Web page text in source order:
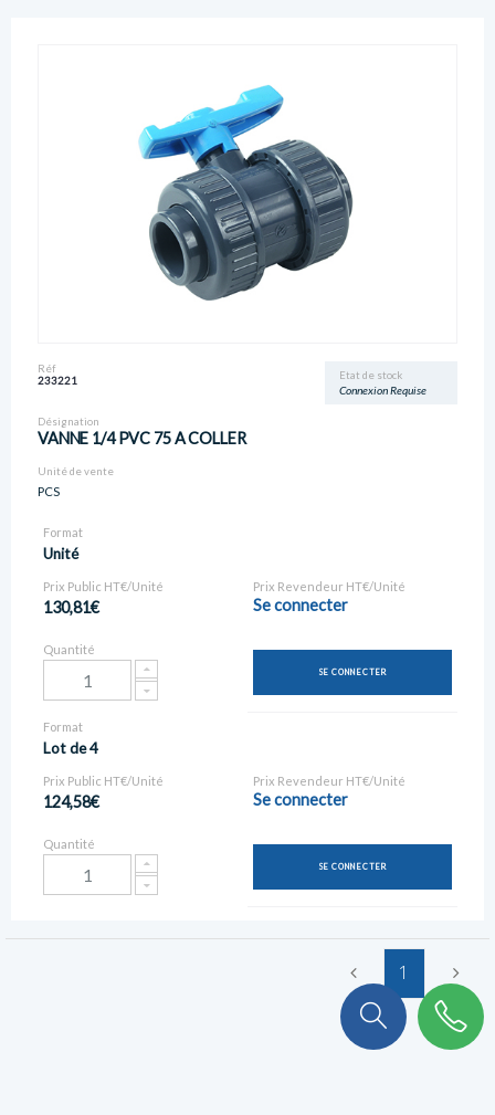
Etat de stock
Connexion Requise
Réf
233221
Désignation
VANNE 1/4 PVC 75 A COLLER
Unité de vente
PCS
Format
Unité
Prix Public HT€/Unité
130,81€
Prix Revendeur HT€/Unité
Se connecter
Quantité
SE CONNECTER
Format
Lot de 4
Prix Public HT€/Unité
124,58€
Prix Revendeur HT€/Unité
Se connecter
Quantité
SE CONNECTER
1